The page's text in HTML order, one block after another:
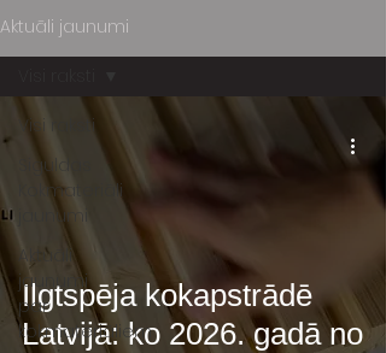
Aktuāli jaunumi
Visi raksti
Siguldas
Kokmateriāli
jaunumi
Aktuāli
jaunumi
par
kokmateriāliem
Ilgtspēja kokapstrādē
Latvijā: ko 2026. gadā no